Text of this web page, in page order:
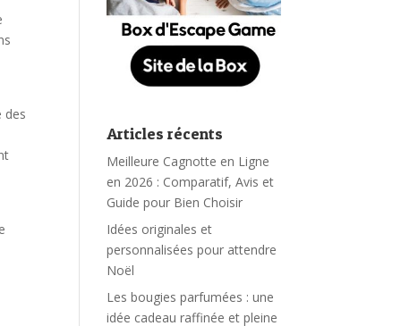
des
Articles récents
Meilleure Cagnotte en Ligne
en 2026 : Comparatif, Avis et
Guide pour Bien Choisir
Idées originales et
personnalisées pour attendre
Noël
Les bougies parfumées : une
idée cadeau raffinée et pleine